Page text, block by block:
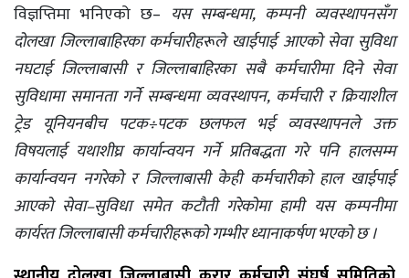
विज्ञप्तिमा भनिएको छ– यस सम्बन्धमा, कम्पनी व्यवस्थापनसँग
दोलखा जिल्लाबाहिरका कर्मचारीहरूले खाईपाई आएको सेवा सुविधा
नघटाई जिल्लाबासी र जिल्लाबाहिरका सबै कर्मचारीमा दिने सेवा
सुविधामा समानता गर्ने सम्बन्धमा व्यवस्थापन, कर्मचारी र क्रियाशील
ट्रेड यूनियनबीच पटक÷पटक छलफल भई व्यवस्थापनले उक्त
विषयलाई यथाशीघ्र कार्यान्वयन गर्ने प्रतिबद्धता गरे पनि हालसम्म
कार्यान्वयन नगरेको र जिल्लाबासी केही कर्मचारीको हाल खाईपाई
आएको सेवा–सुविधा समेत कटौती गरेकोमा हामी यस कम्पनीमा
कार्यरत जिल्लाबासी कर्मचारीहरूको गम्भीर ध्यानाकर्षण भएको छ ।